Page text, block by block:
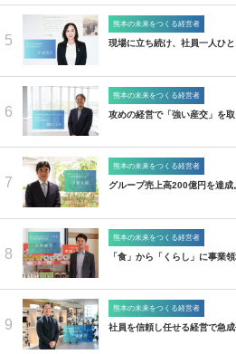
5
熊本の未来をつくる経営者
現場に立ち続け、社員一人ひ
6
熊本の未来をつくる経営者
攻めの経営で「強い産交」を
7
熊本の未来をつくる経営者
グループ売上高200億円を達
8
熊本の未来をつくる経営者
「食」から「くらし」に事業
9
熊本の未来をつくる経営者
社員を信頼し任せる経営で急